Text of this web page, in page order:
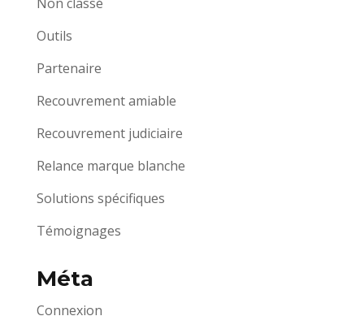
Outils
Partenaire
Recouvrement amiable
Recouvrement judiciaire
Relance marque blanche
Solutions spécifiques
Témoignages
Méta
Connexion